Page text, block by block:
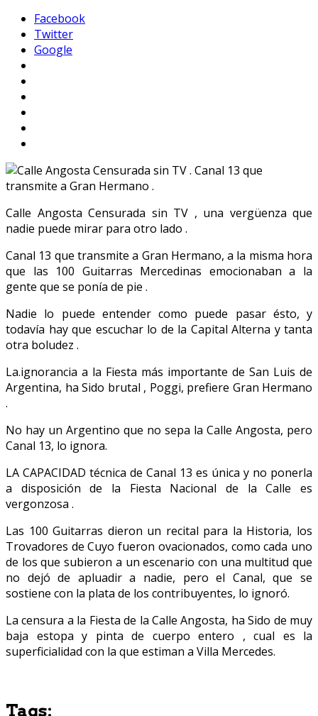
Facebook
Twitter
Google
Calle Angosta Censurada sin TV , una vergüenza que
nadie puede mirar para otro lado .
Canal 13 que transmite a Gran Hermano, a la misma hora
que las 100 Guitarras Mercedinas emocionaban a la
gente que se ponía de pie .
Nadie lo puede entender como puede pasar ésto, y
todavía hay que escuchar lo de la Capital Alterna y tanta
otra boludez .
La.ignorancia a la Fiesta más importante de San Luis de
Argentina, ha Sido brutal , Poggi, prefiere Gran Hermano
.
No hay un Argentino que no sepa la Calle Angosta, pero
Canal 13, lo ignora.
LA CAPACIDAD técnica de Canal 13 es única y no ponerla
a disposición de la Fiesta Nacional de la Calle es
vergonzosa .
Las 100 Guitarras dieron un recital para la Historia, los
Trovadores de Cuyo fueron ovacionados, como cada uno
de los que subieron a un escenario con una multitud que
no dejó de apluadir a nadie, pero el Canal, que se
sostiene con la plata de los contribuyentes, lo ignoró.
La censura a la Fiesta de la Calle Angosta, ha Sido de muy
baja estopa y pinta de cuerpo entero , cual es la
superficialidad con la que estiman a Villa Mercedes.
Tags: